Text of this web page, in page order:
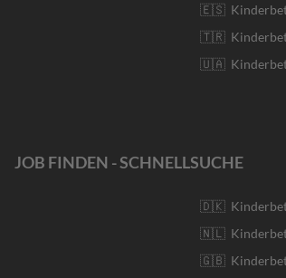
🇪🇸
🇹🇷
🇺🇦
JOB FINDEN - SCHNELLSUCHE
🇩🇰
🇳🇱
🇬🇧